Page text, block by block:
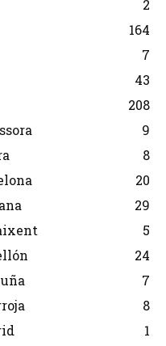
2
164
7
43
208
9
8
20
29
5
24
7
8
1